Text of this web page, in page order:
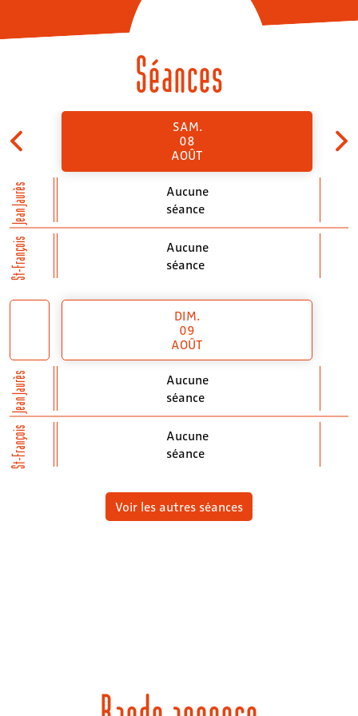
Séances
Jean Jaurès
St-François
SAM.
08
AOÛT
Aucune
séance
Aucune
séance
Jean Jaurès
St-François
DIM.
09
AOÛT
Aucune
séance
Aucune
séance
Voir les autres séances